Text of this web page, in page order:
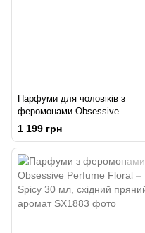
Парфуми для чоловіків з
феромонами Obsessive
Perfume for men 10 ml
1 199 грн